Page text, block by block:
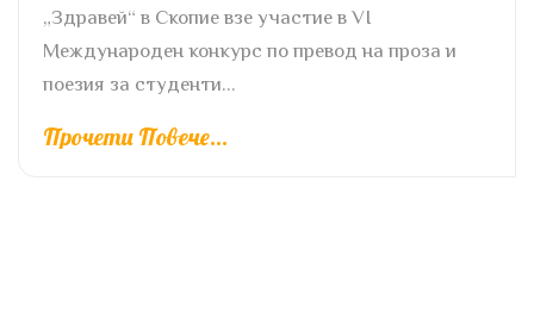
„Здравей“ в Скопие взе участие в VI
Международен конкурс по превод на проза и
поезия за студенти...
Прочети Повече...